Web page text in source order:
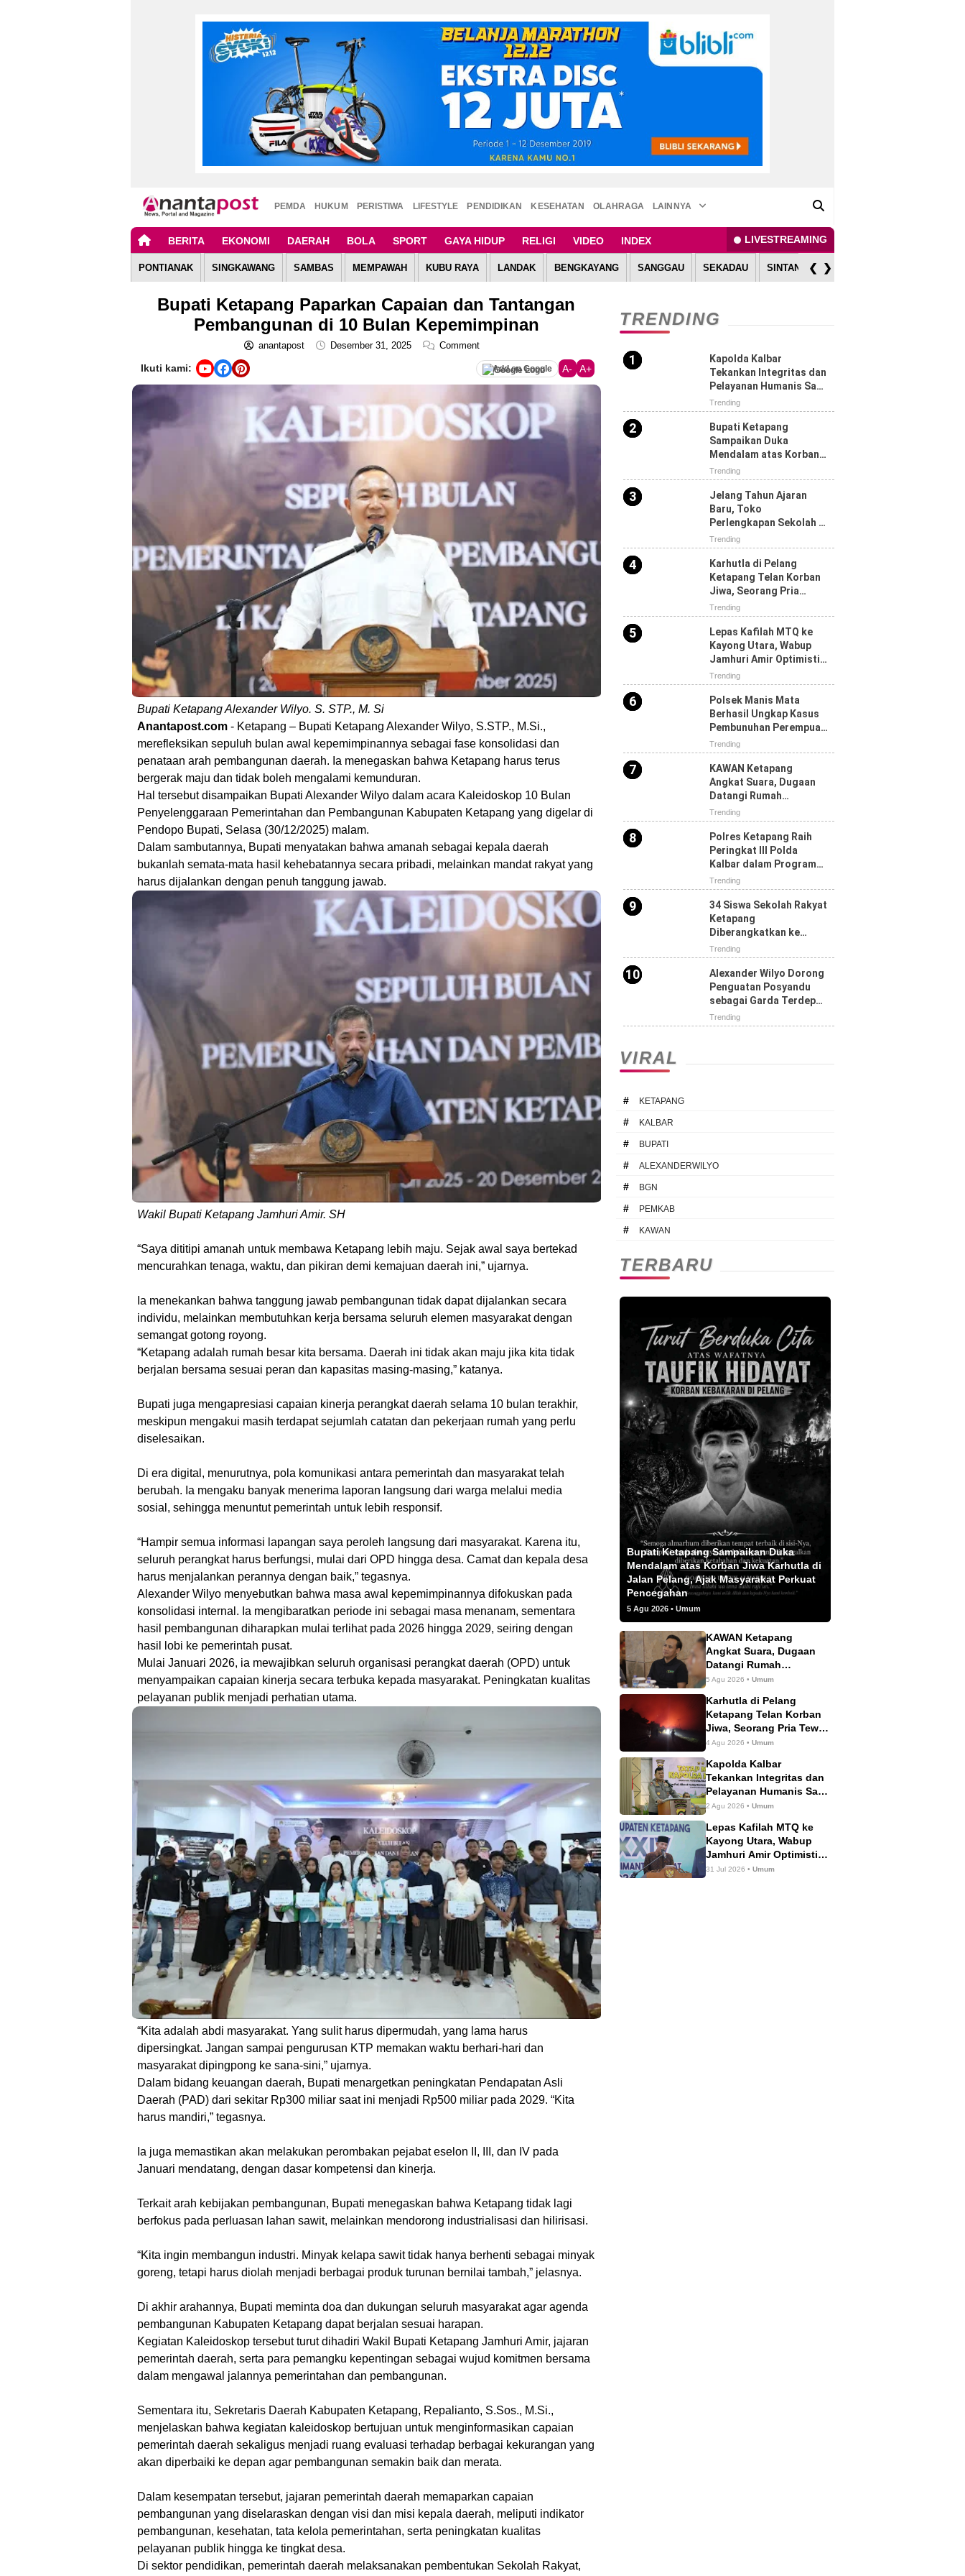
PEMDA HUKUM PERISTIWA LIFESTYLE PENDIDIKAN KESEHATAN OLAHRAGA LAINNYA
BERITA EKONOMI DAERAH BOLA SPORT GAYA HIDUP RELIGI VIDEO INDEX LIVESTREAMING
PONTIANAK SINGKAWANG SAMBAS MEMPAWAH KUBU RAYA LANDAK BENGKAYANG SANGGAU SEKADAU SINTANG MELAWI
❮ ❯
Bupati Ketapang Paparkan Capaian dan Tantangan
Pembangunan di 10 Bulan Kepemimpinan
anantapost Desember 31, 2025 Comment
Ikuti kami: Add on Google A- A+
Bupati Ketapang Alexander Wilyo. S. STP., M. Si
Anantapost.com - Ketapang – Bupati Ketapang Alexander Wilyo, S.STP., M.Si.,
merefleksikan sepuluh bulan awal kepemimpinannya sebagai fase konsolidasi dan
penataan arah pembangunan daerah. Ia menegaskan bahwa Ketapang harus terus
bergerak maju dan tidak boleh mengalami kemunduran.
Hal tersebut disampaikan Bupati Alexander Wilyo dalam acara Kaleidoskop 10 Bulan
Penyelenggaraan Pemerintahan dan Pembangunan Kabupaten Ketapang yang digelar di
Pendopo Bupati, Selasa (30/12/2025) malam.
Dalam sambutannya, Bupati menyatakan bahwa amanah sebagai kepala daerah
bukanlah semata-mata hasil kehebatannya secara pribadi, melainkan mandat rakyat yang
harus dijalankan dengan penuh tanggung jawab.
Wakil Bupati Ketapang Jamhuri Amir. SH
“Saya dititipi amanah untuk membawa Ketapang lebih maju. Sejak awal saya bertekad
mencurahkan tenaga, waktu, dan pikiran demi kemajuan daerah ini,” ujarnya.
Ia menekankan bahwa tanggung jawab pembangunan tidak dapat dijalankan secara
individu, melainkan membutuhkan kerja bersama seluruh elemen masyarakat dengan
semangat gotong royong.
“Ketapang adalah rumah besar kita bersama. Daerah ini tidak akan maju jika kita tidak
berjalan bersama sesuai peran dan kapasitas masing-masing,” katanya.
Bupati juga mengapresiasi capaian kinerja perangkat daerah selama 10 bulan terakhir,
meskipun mengakui masih terdapat sejumlah catatan dan pekerjaan rumah yang perlu
diselesaikan.
Di era digital, menurutnya, pola komunikasi antara pemerintah dan masyarakat telah
berubah. Ia mengaku banyak menerima laporan langsung dari warga melalui media
sosial, sehingga menuntut pemerintah untuk lebih responsif.
“Hampir semua informasi lapangan saya peroleh langsung dari masyarakat. Karena itu,
seluruh perangkat harus berfungsi, mulai dari OPD hingga desa. Camat dan kepala desa
harus menjalankan perannya dengan baik,” tegasnya.
Alexander Wilyo menyebutkan bahwa masa awal kepemimpinannya difokuskan pada
konsolidasi internal. Ia mengibaratkan periode ini sebagai masa menanam, sementara
hasil pembangunan diharapkan mulai terlihat pada 2026 hingga 2029, seiring dengan
hasil lobi ke pemerintah pusat.
Mulai Januari 2026, ia mewajibkan seluruh organisasi perangkat daerah (OPD) untuk
menyampaikan capaian kinerja secara terbuka kepada masyarakat. Peningkatan kualitas
pelayanan publik menjadi perhatian utama.
“Kita adalah abdi masyarakat. Yang sulit harus dipermudah, yang lama harus
dipersingkat. Jangan sampai pengurusan KTP memakan waktu berhari-hari dan
masyarakat dipingpong ke sana-sini,” ujarnya.
Dalam bidang keuangan daerah, Bupati menargetkan peningkatan Pendapatan Asli
Daerah (PAD) dari sekitar Rp300 miliar saat ini menjadi Rp500 miliar pada 2029. “Kita
harus mandiri,” tegasnya.
Ia juga memastikan akan melakukan perombakan pejabat eselon II, III, dan IV pada
Januari mendatang, dengan dasar kompetensi dan kinerja.
Terkait arah kebijakan pembangunan, Bupati menegaskan bahwa Ketapang tidak lagi
berfokus pada perluasan lahan sawit, melainkan mendorong industrialisasi dan hilirisasi.
“Kita ingin membangun industri. Minyak kelapa sawit tidak hanya berhenti sebagai minyak
goreng, tetapi harus diolah menjadi berbagai produk turunan bernilai tambah,” jelasnya.
Di akhir arahannya, Bupati meminta doa dan dukungan seluruh masyarakat agar agenda
pembangunan Kabupaten Ketapang dapat berjalan sesuai harapan.
Kegiatan Kaleidoskop tersebut turut dihadiri Wakil Bupati Ketapang Jamhuri Amir, jajaran
pemerintah daerah, serta para pemangku kepentingan sebagai wujud komitmen bersama
dalam mengawal jalannya pemerintahan dan pembangunan.
Sementara itu, Sekretaris Daerah Kabupaten Ketapang, Repalianto, S.Sos., M.Si.,
menjelaskan bahwa kegiatan kaleidoskop bertujuan untuk menginformasikan capaian
pemerintah daerah sekaligus menjadi ruang evaluasi terhadap berbagai kekurangan yang
akan diperbaiki ke depan agar pembangunan semakin baik dan merata.
Dalam kesempatan tersebut, jajaran pemerintah daerah memaparkan capaian
pembangunan yang diselaraskan dengan visi dan misi kepala daerah, meliputi indikator
pembangunan, kesehatan, tata kelola pemerintahan, serta peningkatan kualitas
pelayanan publik hingga ke tingkat desa.
Di sektor pendidikan, pemerintah daerah melaksanakan pembentukan Sekolah Rakyat,
TRENDING
Kapolda Kalbar
Tekankan Integritas dan
Pelayanan Humanis Saat
Tatap Muka dengan
Personel Polres
Ketapang
Trending
Bupati Ketapang
Sampaikan Duka
Mendalam atas Korban
Jiwa Karhutla di Jalan
Pelang, Ajak Masyarakat
Perkuat Pencegahan
Trending
Jelang Tahun Ajaran
Baru, Toko
Perlengkapan Sekolah di
Ketapang Diserbu
Pembeli, Seragam SD
Paling Diburu
Trending
Karhutla di Pelang
Ketapang Telan Korban
Jiwa, Seorang Pria
Tewas Terbakar
Trending
Lepas Kafilah MTQ ke
Kayong Utara, Wabup
Jamhuri Amir Optimistis
Ketapang Raih Prestasi
Terbaik
Trending
Polsek Manis Mata
Berhasil Ungkap Kasus
Pembunuhan Perempuan
yang Sempat Dilaporkan
Hilang
Trending
KAWAN Ketapang
Angkat Suara, Dugaan
Datangi Rumah
Wartawan Dinilai Tak
Sesuai Mekanisme PERS
Trending
Polres Ketapang Raih
Peringkat III Polda
Kalbar dalam Program
Ketahanan Pangan,
Bukti Komitmen Dukung
Swasembada
Trending
34 Siswa Sekolah Rakyat
Ketapang
Diberangkatkan ke
Pontianak, Bupati:
Jangan Putus Sekolah di
Tengah Jalan
Trending
Alexander Wilyo Dorong
Penguatan Posyandu
sebagai Garda Terdepan
Pelayanan Kesehatan
Trending
VIRAL
# KETAPANG
# KALBAR
# BUPATI
# ALEXANDERWILYO
# BGN
# PEMKAB
# KAWAN
TERBARU
Bupati Ketapang Sampaikan Duka
Mendalam atas Korban Jiwa Karhutla di
Jalan Pelang, Ajak Masyarakat Perkuat
Pencegahan
5 Agu 2026 • Umum
KAWAN Ketapang
Angkat Suara, Dugaan
Datangi Rumah
Wartawan Dinilai Tak
5 Agu 2026 •Umum
Karhutla di Pelang
Ketapang Telan Korban
Jiwa, Seorang Pria Tewas
Terbakar
4 Agu 2026 •Umum
Kapolda Kalbar
Tekankan Integritas dan
Pelayanan Humanis Saat
Tatap Muka dengan
Ketapang
2 Agu 2026 •Umum
Lepas Kafilah MTQ ke
Kayong Utara, Wabup
Jamhuri Amir Optimistis
Ketapang Raih Prestasi
31 Jul 2026 •Umum